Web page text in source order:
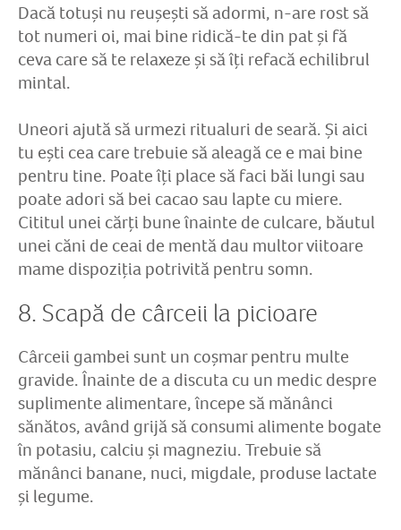
Dacă totuși nu reușești să adormi, n-are rost să
tot numeri oi, mai bine ridică-te din pat și fă
ceva care să te relaxeze și să îți refacă echilibrul
mintal.
Uneori ajută să urmezi ritualuri de seară. Și aici
tu ești cea care trebuie să aleagă ce e mai bine
pentru tine. Poate îți place să faci băi lungi sau
poate adori să bei cacao sau lapte cu miere.
Cititul unei cărți bune înainte de culcare, băutul
unei căni de ceai de mentă dau multor viitoare
mame dispoziția potrivită pentru somn.
8. Scapă de cârceii la picioare
Cârceii gambei sunt un coșmar pentru multe
gravide. Înainte de a discuta cu un medic despre
suplimente alimentare, începe să mănânci
sănătos, având grijă să consumi alimente bogate
în potasiu, calciu și magneziu. Trebuie să
mănânci banane, nuci, migdale, produse lactate
și legume.